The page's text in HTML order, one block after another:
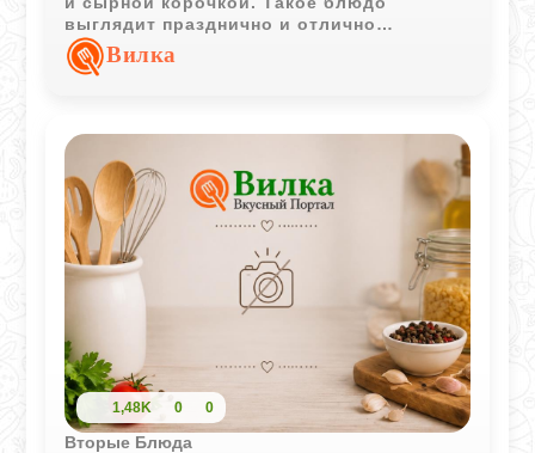
выглядит празднично и отлично
сочетается с мясом, рыбой и свежими
овощами.
Вилка
1,48K 0 0
Вторые Блюда